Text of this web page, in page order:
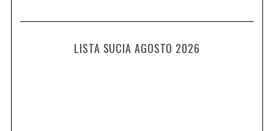
LISTA SUCIA AGOSTO 2026